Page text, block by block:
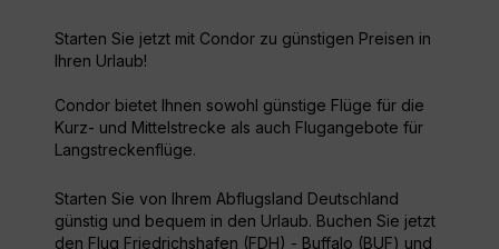
Starten Sie jetzt mit Condor zu günstigen Preisen in
Ihren Urlaub!
Condor bietet Ihnen sowohl günstige Flüge für die
Kurz- und Mittelstrecke als auch Flugangebote für
Langstreckenflüge.
Starten Sie von Ihrem Abflugsland Deutschland
günstig und bequem in den Urlaub. Buchen Sie jetzt
den Flug Friedrichshafen (FDH) - Buffalo (BUF) und